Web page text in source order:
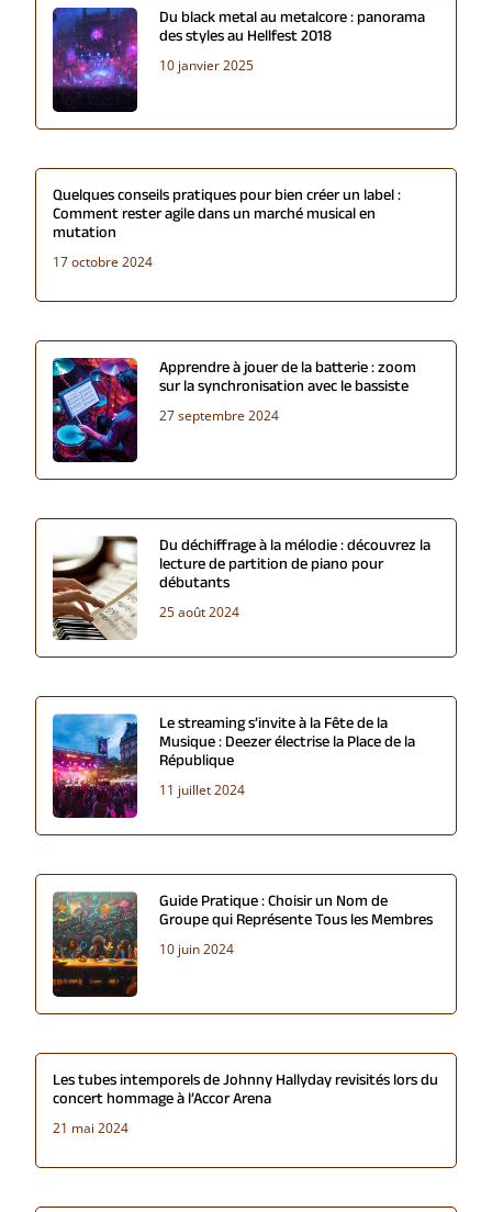
Du black metal au metalcore : panorama
des styles au Hellfest 2018
10 janvier 2025
Quelques conseils pratiques pour bien créer un label :
Comment rester agile dans un marché musical en
mutation
17 octobre 2024
Apprendre à jouer de la batterie : zoom
sur la synchronisation avec le bassiste
27 septembre 2024
Du déchiffrage à la mélodie : découvrez la
lecture de partition de piano pour
débutants
25 août 2024
Le streaming s’invite à la Fête de la
Musique : Deezer électrise la Place de la
République
11 juillet 2024
Guide Pratique : Choisir un Nom de
Groupe qui Représente Tous les Membres
10 juin 2024
Les tubes intemporels de Johnny Hallyday revisités lors du
concert hommage à l’Accor Arena
21 mai 2024